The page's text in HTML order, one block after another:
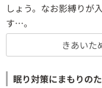
しょう。なお影縛りが
す…。
きあいた
眠り対策にまもりの